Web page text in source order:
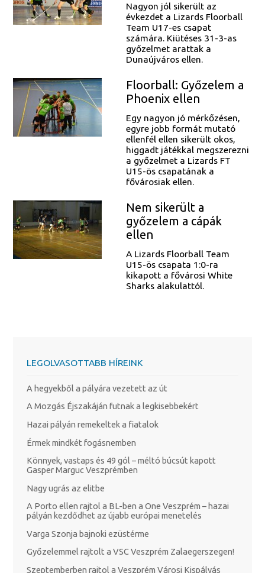
Nagyon jól sikerült az
évkezdet a Lizards Floorball
Team U17-es csapat
számára. Kiütéses 31-3-as
győzelmet arattak a
Dunaújváros ellen.
Floorball: Győzelem a
Phoenix ellen
Egy nagyon jó mérkőzésen,
egyre jobb formát mutató
ellenfél ellen sikerült okos,
higgadt játékkal megszerezni
a győzelmet a Lizards FT
U15-ös csapatának a
fővárosiak ellen.
Nem sikerült a
győzelem a cápák
ellen
A Lizards Floorball Team
U15-ös csapata 1:0-ra
kikapott a fővárosi White
Sharks alakulattól.
LEGOLVASOTTABB HÍREINK
A hegyekből a pályára vezetett az út
A Mozgás Éjszakáján futnak a legkisebbekért
Hazai pályán remekeltek a fiatalok
Érmek mindkét fogásnemben
Könnyek, vastaps és 49 gól – méltó búcsút kapott
Gasper Marguc Veszprémben
Nagy ugrás az elitbe
A Porto ellen rajtol a BL-ben a One Veszprém – hazai
pályán kezdődhet az újabb európai menetelés
Varga Szonja bajnoki ezüstérme
Győzelemmel rajtolt a VSC Veszprém Zalaegerszegen!
Szeptemberben rajtol a Veszprém Városi Kispályás